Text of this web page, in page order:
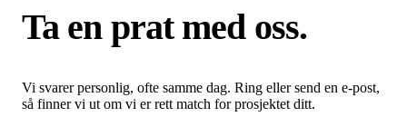
Ta en prat med oss.
Vi svarer personlig, ofte samme dag. Ring eller send en e-post,
så finner vi ut om vi er rett match for prosjektet ditt.